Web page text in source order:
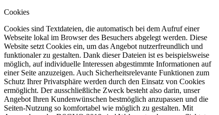
Cookies
Cookies sind Textdateien, die automatisch bei dem Aufruf einer
Webseite lokal im Browser des Besuchers abgelegt werden. Diese
Website setzt Cookies ein, um das Angebot nutzerfreundlich und
funktionaler zu gestalten. Dank dieser Dateien ist es beispielsweise
möglich, auf individuelle Interessen abgestimmte Informationen auf
einer Seite anzuzeigen. Auch Sicherheitsrelevante Funktionen zum
Schutz Ihrer Privatsphäre werden durch den Einsatz von Cookies
ermöglicht. Der ausschließliche Zweck besteht also darin, unser
Angebot Ihren Kundenwünschen bestmöglich anzupassen und die
Seiten-Nutzung so komfortabel wie möglich zu gestalten. Mit